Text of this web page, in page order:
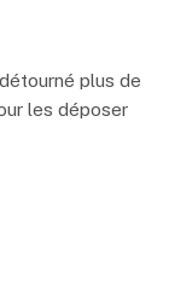
plus de
les déposer